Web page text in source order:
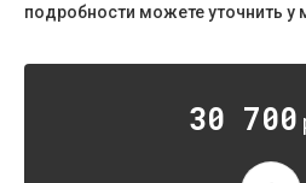
подробности можете уточнить у
30 700